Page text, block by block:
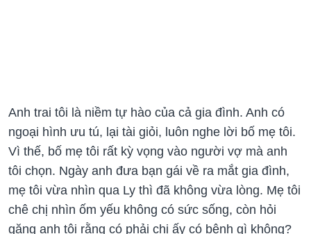
Anh trai tôi là niềm tự hào của cả gia đình. Anh có
ngoại hình ưu tú, lại tài giỏi, luôn nghe lời bố mẹ tôi.
Vì thế, bố mẹ tôi rất kỳ vọng vào người vợ mà anh
tôi chọn. Ngày anh đưa bạn gái về ra mắt gia đình,
mẹ tôi vừa nhìn qua Ly thì đã không vừa lòng. Mẹ tôi
chê chị nhìn ốm yếu không có sức sống, còn hỏi
gặng anh tôi rằng có phải chị ấy có bệnh gì không?